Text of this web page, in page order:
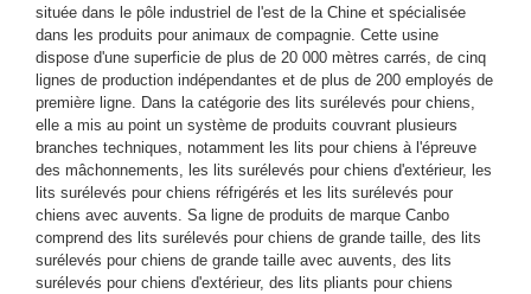
située dans le pôle industriel de l'est de la Chine et spécialisée
dans les produits pour animaux de compagnie. Cette usine
dispose d'une superficie de plus de 20 000 mètres carrés, de cinq
lignes de production indépendantes et de plus de 200 employés de
première ligne. Dans la catégorie des lits surélevés pour chiens,
elle a mis au point un système de produits couvrant plusieurs
branches techniques, notamment les lits pour chiens à l'épreuve
des mâchonnements, les lits surélevés pour chiens d'extérieur, les
lits surélevés pour chiens réfrigérés et les lits surélevés pour
chiens avec auvents. Sa ligne de produits de marque Canbo
comprend des lits surélevés pour chiens de grande taille, des lits
surélevés pour chiens de grande taille avec auvents, des lits
surélevés pour chiens d'extérieur, des lits pliants pour chiens